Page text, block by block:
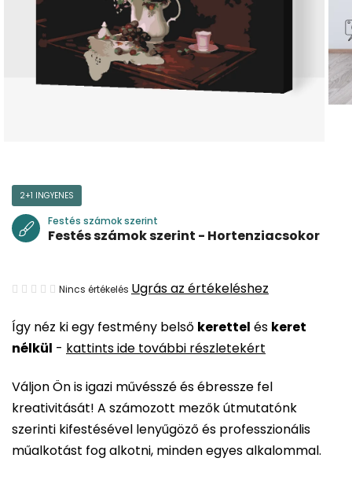
Így néz ki egy festmény belső kerettel és keret
nélkül - kattints ide további részletekért
Váljon Ön is igazi művésszé és ébressze fel
kreativitását! A számozott mezők útmutatónk
szerinti kifestésével lenyűgöző és professzionális
műalkotást fog alkotni, minden egyes alkalommal.
2+1 INGYENES
Festés számok szerint
Festés számok szerint - Hortenziacsokor
A
átlagos
értékelése
ből
0,0
csillag.
Nincs értékelés Ugrás az értékeléshez